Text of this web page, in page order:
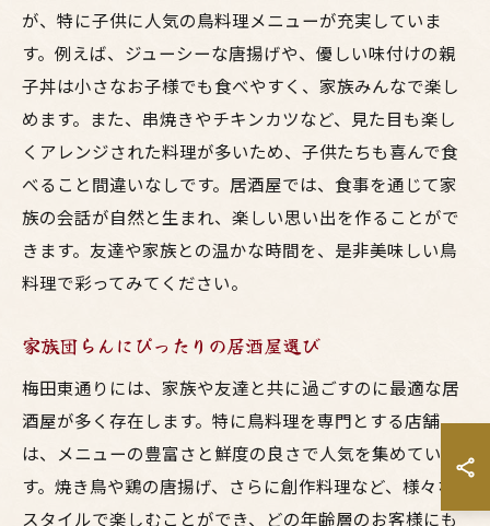
が、特に子供に人気の鳥料理メニューが充実していま
す。例えば、ジューシーな唐揚げや、優しい味付けの親
子丼は小さなお子様でも食べやすく、家族みんなで楽し
めます。また、串焼きやチキンカツなど、見た目も楽し
くアレンジされた料理が多いため、子供たちも喜んで食
べること間違いなしです。居酒屋では、食事を通じて家
族の会話が自然と生まれ、楽しい思い出を作ることがで
きます。友達や家族との温かな時間を、是非美味しい鳥
料理で彩ってみてください。
家族団らんにぴったりの居酒屋選び
梅田東通りには、家族や友達と共に過ごすのに最適な居
酒屋が多く存在します。特に鳥料理を専門とする店舗
は、メニューの豊富さと鮮度の良さで人気を集めていま
す。焼き鳥や鶏の唐揚げ、さらに創作料理など、様々な
スタイルで楽しむことができ、どの年齢層のお客様にも